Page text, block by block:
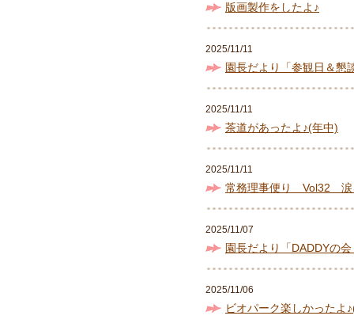
版画製作をしたよ♪
2025/11/11
園長だより「参観日＆懇
2025/11/11
茶道があったよ♪(年中)
2025/11/11
常務理事便り Vol32 涙
2025/11/07
園長だより「DADDYの
2025/11/06
ビオパーク楽しかったよ